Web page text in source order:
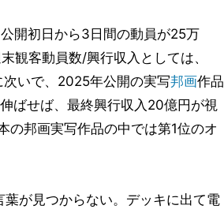
開初日から3日間の動員が25万
観客動員数/興行収入としては、
次いで、2025年公開の実写邦画作品
ばせば、最終興行収入20億円が視
の邦画実写作品の中では第1位のオ
が見つからない。デッキに出て電